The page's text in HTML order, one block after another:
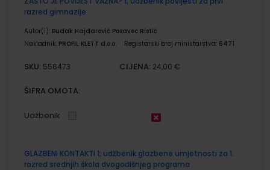
razred gimnazije
Autor(i): Budak Hajdarović Posavec Ristić
Nakladnik: PROFIL KLETT d.o.o. Registarski broj ministarstva: 6471
SKU: 556473 CIJENA: 24,00 €
ŠIFRA OMOTA:
Udžbenik
GLAZBENI KONTAKTI 1; udžbenik glazbene umjetnosti za 1.
razred srednjih škola dvogodišnjeg programa